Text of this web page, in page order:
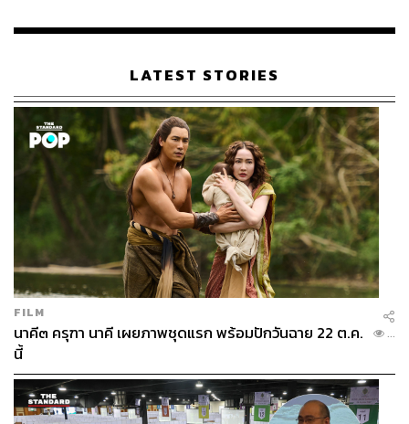
เรือนไทยที่ถูกซุกไว้
LATEST STORIES
FILM
นาคี๓ ครุฑา นาคี เผยภาพชุดแรก พร้อมปักวันฉาย 22 ต.ค.
นี้
...